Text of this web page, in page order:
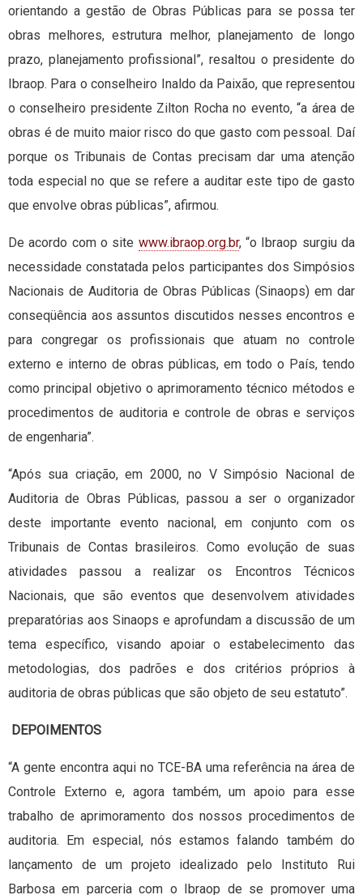
orientando a gestão de Obras Públicas para se possa ter
obras melhores, estrutura melhor, planejamento de longo
prazo, planejamento profissional”, resaltou o presidente do
Ibraop. Para o conselheiro Inaldo da Paixão, que representou
o conselheiro presidente Zilton Rocha no evento, “a área de
obras é de muito maior risco do que gasto com pessoal. Daí
porque os Tribunais de Contas precisam dar uma atenção
toda especial no que se refere a auditar este tipo de gasto
que envolve obras públicas”, afirmou.
De acordo com o site www.ibraop.org.br, “o Ibraop surgiu da
necessidade constatada pelos participantes dos Simpósios
Nacionais de Auditoria de Obras Públicas (Sinaops) em dar
conseqüência aos assuntos discutidos nesses encontros e
para congregar os profissionais que atuam no controle
externo e interno de obras públicas, em todo o País, tendo
como principal objetivo o aprimoramento técnico métodos e
procedimentos de auditoria e controle de obras e serviços
de engenharia”.
“Após sua criação, em 2000, no V Simpósio Nacional de
Auditoria de Obras Públicas, passou a ser o organizador
deste importante evento nacional, em conjunto com os
Tribunais de Contas brasileiros. Como evolução de suas
atividades passou a realizar os Encontros Técnicos
Nacionais, que são eventos que desenvolvem atividades
preparatórias aos Sinaops e aprofundam a discussão de um
tema específico, visando apoiar o estabelecimento das
metodologias, dos padrões e dos critérios próprios à
auditoria de obras públicas que são objeto de seu estatuto”.
DEPOIMENTOS
“A gente encontra aqui no TCE-BA uma referência na área de
Controle Externo e, agora também, um apoio para esse
trabalho de aprimoramento dos nossos procedimentos de
auditoria. Em especial, nós estamos falando também do
lançamento de um projeto idealizado pelo Instituto Rui
Barbosa em parceria com o Ibraop de se promover uma